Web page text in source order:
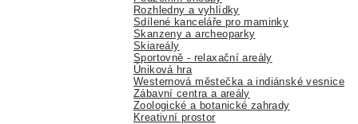
Rozhledny a vyhlídky
Sdílené kanceláře pro maminky
Skanzeny a archeoparky
Skiareály
Sportovně - relaxační areály
Úniková hra
Westernová městečka a indiánské vesnice
Zábavní centra a areály
Zoologické a botanické zahrady
Kreativní prostor